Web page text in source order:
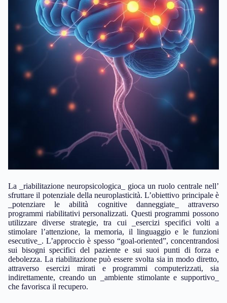
La _riabilitazione neuropsicologica_ gioca un ruolo centrale nell’
sfruttare il potenziale della neuroplasticità. L’obiettivo principale è
_potenziare le abilità cognitive danneggiate_ attraverso
programmi riabilitativi personalizzati. Questi programmi possono
utilizzare diverse strategie, tra cui _esercizi specifici volti a
stimolare l’attenzione, la memoria, il linguaggio e le funzioni
esecutive_. L’approccio è spesso “goal-oriented”, concentrandosi
sui bisogni specifici del paziente e sui suoi punti di forza e
debolezza. La riabilitazione può essere svolta sia in modo diretto,
attraverso esercizi mirati e programmi computerizzati, sia
indirettamente, creando un _ambiente stimolante e supportivo_
che favorisca il recupero.